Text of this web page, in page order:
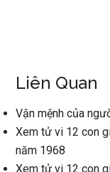
Liên Quan
Vận mệnh của
Xem tử vi 12 con
năm 1968
Xem tử vi 12 con